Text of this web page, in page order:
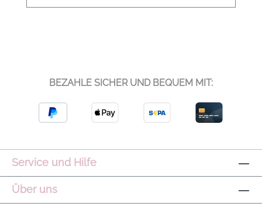
BEZAHLE SICHER UND BEQUEM MIT:
Service und Hilfe
Über uns